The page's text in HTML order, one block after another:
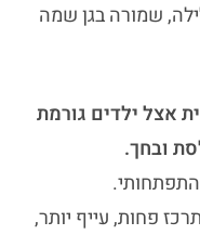
שמורה בגן שמה
אצל ילדים גורמת
ובחך.
התפתחותי.
פחות, עייף יותר,